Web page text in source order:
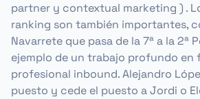
partner y contextual marketing ) .
ranking son también importantes,
Navarrete que pasa de la 7ª a la 2ª
ejemplo de un trabajo profundo en
profesional inbound. Alejandro
puesto y cede el puesto a Jordi o